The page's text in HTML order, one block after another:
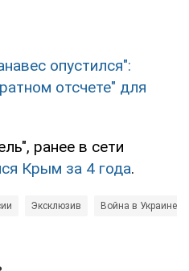
опустился":
отсчете" для
ранее в сети
Крым за 4 года.
Эксклюзив Война в Украине